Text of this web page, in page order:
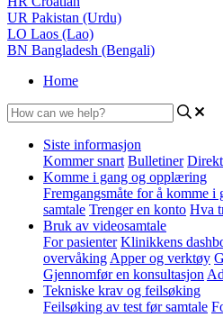
UR Pakistan (Urdu)
LO Laos (Lao)
BN Bangladesh (Bengali)
Home
Siste informasjon
Kommer snart Bulletiner
Komme i gang og opplæring
Fremgangsmåte for å komme i
samtale Trenger en konto Hva
Bruk av videosamtale
For pasienter Klinikkens
overvåking Apper og verktøy
Gjennomfør en konsultasjon
Tekniske krav og feilsøking
Feilsøking av test før samtale